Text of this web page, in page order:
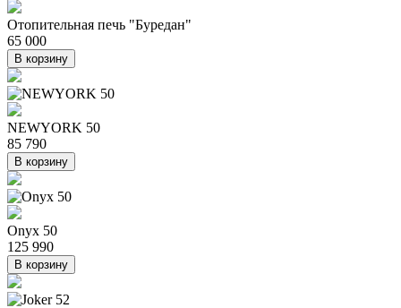
Отопительная печь "Буредан"
65 000
В корзину
NEWYORK 50
85 790
В корзину
Onyx 50
125 990
В корзину